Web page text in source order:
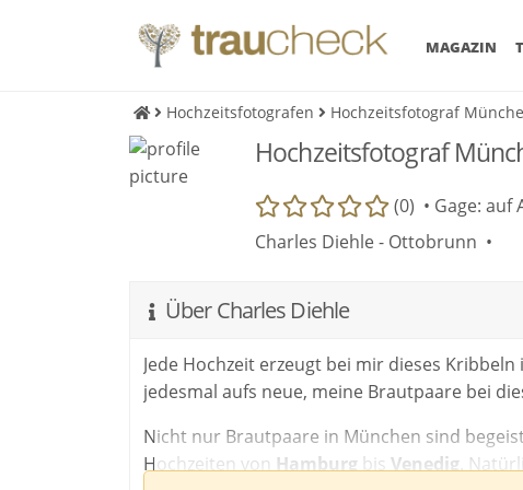
MAGAZIN
Hochzeitsfotografen Hochzeitsfotograf
Hochzeitsfotograf
(0) • Gage: auf
Charles Diehle - Ottobrunn •
Über Charles Diehle
Jede Hochzeit erzeugt bei mir dieses
jedesmal aufs neue, meine Brautpaare bei
Nicht nur Brautpaare in München sind
Hochzeiten von Hamburg bis Venedig.